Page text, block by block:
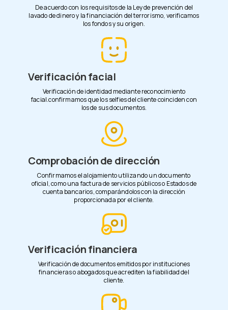
De acuerdo con los requisitos de la Ley de prevención del
lavado de dinero y la financiación del terrorismo, verificamos
los fondos y su origen.
Verificación facial
Verificación de identidad mediante reconocimiento
facial.confirmamos que los selfies del cliente coinciden con
los de sus documentos.
Comprobación de dirección
Confirmamos el alojamiento utilizando un documento
oficial, como una factura de servicios públicos o Estados de
cuenta bancarios, comparándolos con la dirección
proporcionada por el cliente.
Verificación financiera
Verificación de documentos emitidos por instituciones
financieras o abogados que acrediten la fiabilidad del
cliente.